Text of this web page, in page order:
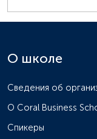
О школе
Сведения об
О Coral Business
Спикеры